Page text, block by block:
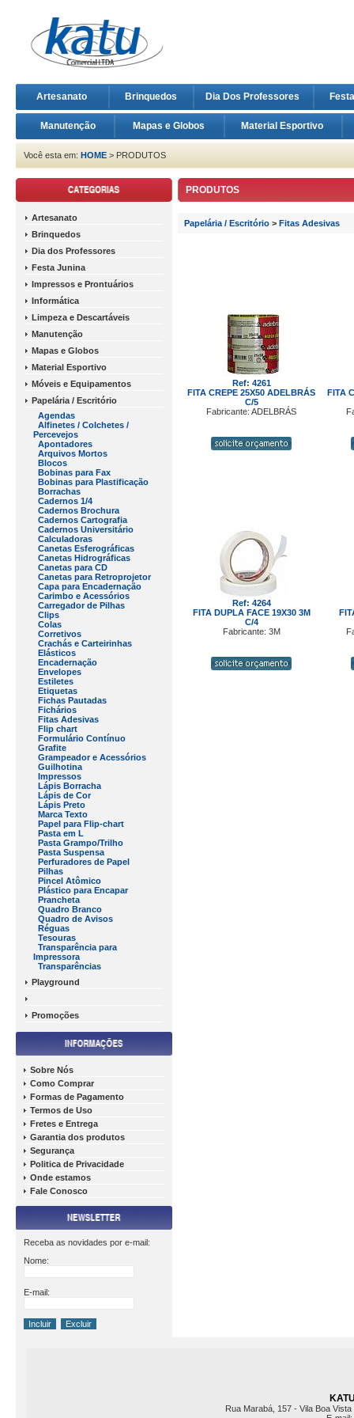
Artesanato Brinquedos Dia Dos Professores
Manutenção Mapas e Globos Material Esportivo
Você esta em: HOME > PRODUTOS
Artesanato
Brinquedos
Dia dos Professores
Festa Junina
Impressos e Prontuários
Informática
Limpeza e Descartáveis
Manutenção
Mapas e Globos
Material Esportivo
Móveis e Equipamentos
Papelária / Escritório
Agendas
Alfinetes / Colchetes /
Percevejos
Apontadores
Arquivos Mortos
Blocos
Bobinas para Fax
Bobinas para Plastificação
Borrachas
Cadernos 1/4
Cadernos Brochura
Cadernos Cartografia
Cadernos Universitário
Calculadoras
Canetas Esferográficas
Canetas Hidrográficas
Canetas para CD
Canetas para Retroprojetor
Capa para Encadernação
Carimbo e Acessórios
Carregador de Pilhas
Clips
Colas
Corretivos
Crachás e Carteirinhas
Elásticos
Encadernação
Envelopes
Estiletes
Etiquetas
Fichas Pautadas
Fichários
Fitas Adesivas
Flip chart
Formulário Contínuo
Grafite
Grampeador e Acessórios
Guilhotina
Impressos
Lápis Borracha
Lápis de Cor
Lápis Preto
Marca Texto
Papel para Flip-chart
Pasta em L
Pasta Grampo/Trilho
Pasta Suspensa
Perfuradores de Papel
Pilhas
Pincel Atômico
Plástico para Encapar
Prancheta
Quadro Branco
Quadro de Avisos
Réguas
Tesouras
Transparência para
Impressora
Transparências
Playground
Promoções
Sobre Nós
Como Comprar
Formas de Pagamento
Termos de Uso
Fretes e Entrega
Garantia dos produtos
Segurança
Politica de Privacidade
Onde estamos
Fale Conosco
Receba as novidades por e-mail:
Nome:
E-mail:
PRODUTOS
Papelária / Escritório > Fitas Adesivas
Ref: 4261
FITA CREPE 25X50 ADELBRÁS
C/5
Fabricante: ADELBRÁS
FITA
Ref: 4264
FITA DUPLA FACE 19X30 3M
C/4
Fabricante: 3M
Rua Marabá, 157 - Vila Boa